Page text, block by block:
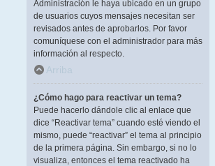
Administración le haya ubicado en un grupo
de usuarios cuyos mensajes necesitan ser
revisados antes de aprobarlos. Por favor
comuníquese con el administrador para más
información al respecto.
Arriba
¿Cómo hago para reactivar un tema?
Puede hacerlo dándole clic al enlace que
dice “Reactivar tema” cuando esté viendo el
mismo, puede “reactivar” el tema al principio
de la primera página. Sin embargo, si no lo
visualiza, entonces el tema reactivado ha